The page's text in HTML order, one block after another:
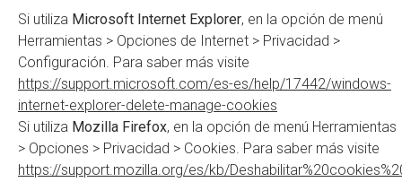
Si utiliza Microsoft Internet Explorer, en la opción de menú
Herramientas > Opciones de Internet > Privacidad >
Configuración. Para saber más visite
https://support.microsoft.com/es-es/help/17442/windows-
internet-explorer-delete-manage-cookies
Si utiliza Mozilla Firefox, en la opción de menú Herramientas
> Opciones > Privacidad > Cookies. Para saber más visite
https://support.mozilla.org/es/kb/